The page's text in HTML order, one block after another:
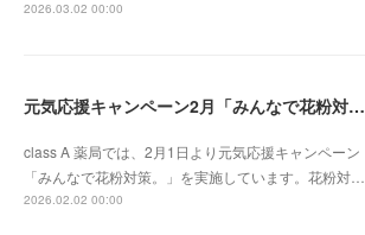
2026.03.02 00:00
元気応援キャンペーン2月「みんなで花粉対策。」
class A 薬局では、2月1日より元気応援キャンペーン
「みんなで花粉対策。」を実施しています。花粉対…
2026.02.02 00:00